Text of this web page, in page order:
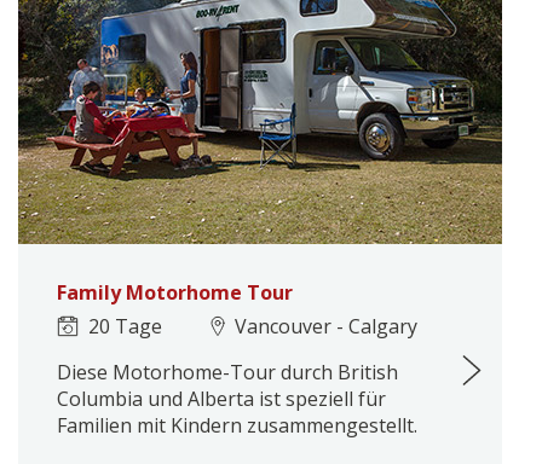
Family Motorhome Tour
20 Tage
Vancouver - Calgary
Diese Motorhome-Tour durch British
Columbia und Alberta ist speziell für
Familien mit Kindern zusammengestellt.